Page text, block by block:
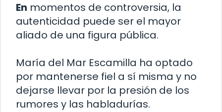
En momentos de controversia, la
autenticidad puede ser el mayor
aliado de una figura pública.
María del Mar Escamilla ha optado
por mantenerse fiel a sí misma y no
dejarse llevar por la presión de los
rumores y las habladurías.